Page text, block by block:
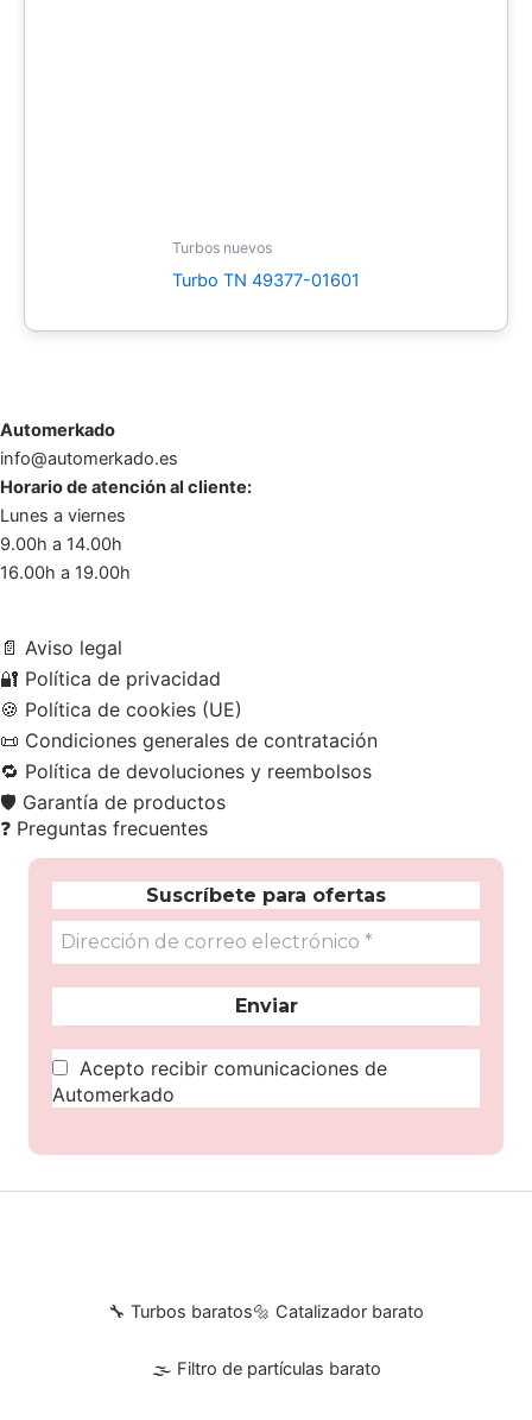
Turbos nuevos
Turbo TN 49377-01601
Automerkado
info@automerkado.es
Horario de atención al cliente:
Lunes a viernes
9.00h a 14.00h
16.00h a 19.00h
📄 Aviso legal
🔐 Política de privacidad
🍪 Política de cookies (UE)
📜 Condiciones generales de contratación
🔁 Política de devoluciones y reembolsos
🛡️ Garantía de productos
❓ Preguntas frecuentes
Suscríbete para ofertas
Acepto recibir comunicaciones de
Automerkado
🔧 Turbos baratos🔩 Catalizador barato
🌫 Filtro de partículas barato